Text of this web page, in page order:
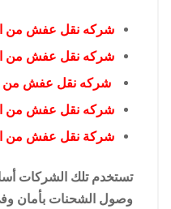
شركه نقل عفش من
شركه نقل عفش من
شركه نقل عفش من
شركه نقل عفش من
شركة نقل عفش من
تستخدم تلك الشركات
وصول الشحنات بأمان